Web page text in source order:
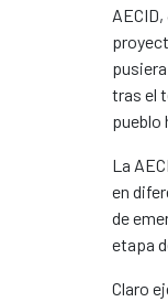
tras el
pueblo
La
en
de
etapa
Claro